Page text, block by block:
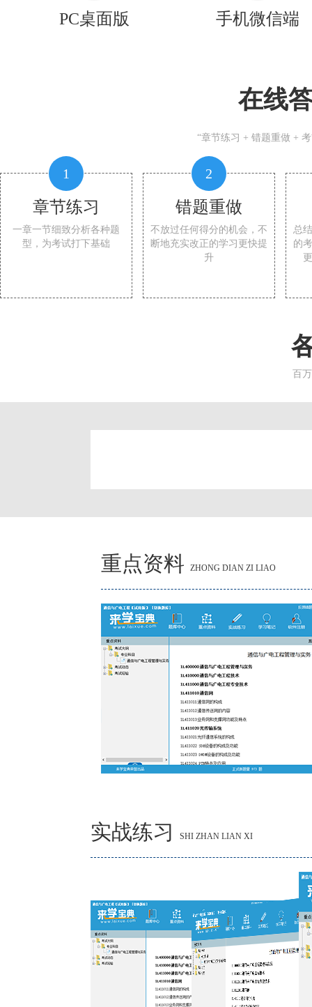
PC桌面版 手机微信端
在线
“章节练习 + 错题重做 +
1
章节练习
一章一节细致分析各种题
型，为考试打下基础
2
错题重做
不放过任何得分的机会，不
断地充实改正的学习更快提
升
总
的
百
重点资料 ZHONG DIAN ZI LIAO
实战练习 SHI ZHAN LIAN XI